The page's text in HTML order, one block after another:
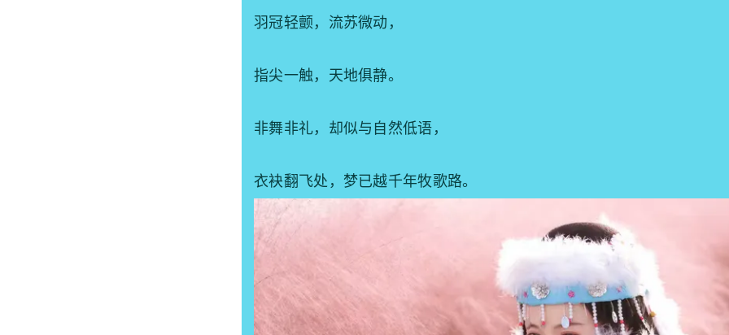
羽冠轻颤，流苏微动，
指尖一触，天地俱静。
非舞非礼，却似与自然低语，
衣袂翻飞处，梦已越千年牧歌路。